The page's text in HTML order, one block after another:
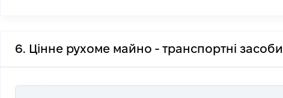
6. Цінне рухоме майно - транспортні засоби